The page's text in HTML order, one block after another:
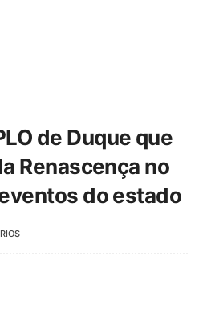
de Duque que
Renascença no
do estado